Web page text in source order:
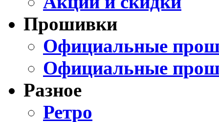
Прошивки
Официальные
Официальные
Разное
Ретро